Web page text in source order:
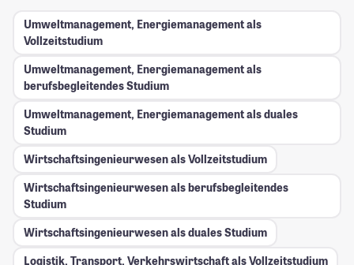
Umweltmanagement, Energiemanagement als
Vollzeitstudium
Umweltmanagement, Energiemanagement als
berufsbegleitendes Studium
Umweltmanagement, Energiemanagement als duales
Studium
Wirtschaftsingenieurwesen als Vollzeitstudium
Wirtschaftsingenieurwesen als berufsbegleitendes
Studium
Wirtschaftsingenieurwesen als duales Studium
Logistik, Transport, Verkehrswirtschaft als Vollzeitstudium